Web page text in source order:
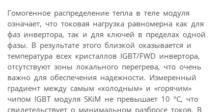
Гомогенное распределение тепла в теле модуля
означает, что токовая нагрузка равномерна как для
фаз инвертора, так и для ключей в пределах одной
фазы. В результате этого близкой оказывается и
температура всех кристаллов IGBT/FWD инвертора,
отсутствуют зоны локального перегрева, что очень
важно для обеспечения надежности. Измеренный
градиент между самым «холодным» и «горячим»
чипом IGBT модуля SKiM не превышает 10 °С, что
свидетельствует о минимальном разбросе токов. В